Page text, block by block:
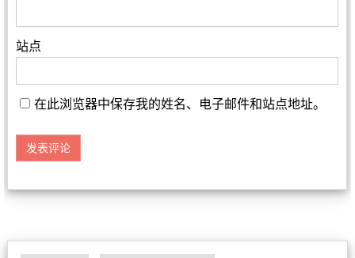
站点
在此浏览器中保存我的姓名、电子邮件和站点地址。